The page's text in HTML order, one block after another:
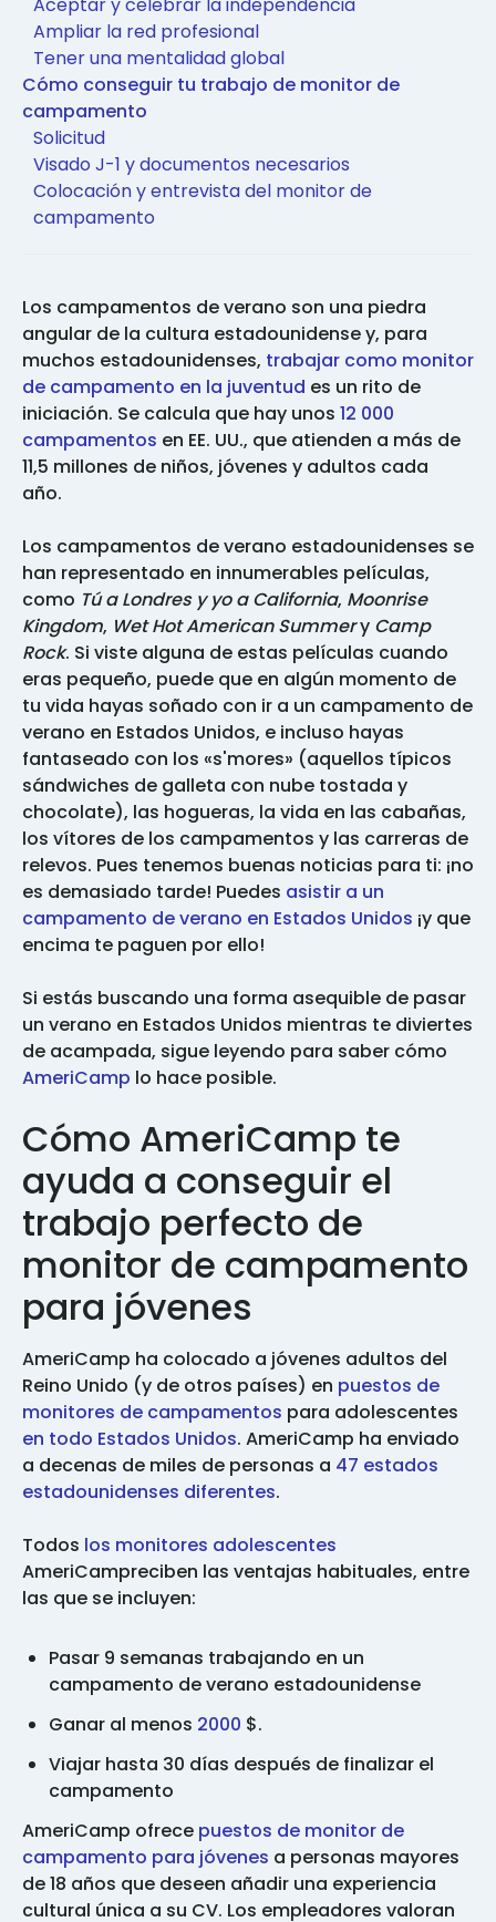
Ampliar la red profesional
Tener una mentalidad global
Cómo conseguir tu trabajo de monitor de
campamento
Solicitud
Visado J-1 y documentos necesarios
Colocación y entrevista del monitor de
campamento
Los campamentos de verano son una piedra
angular de la cultura estadounidense y, para
muchos estadounidenses, trabajar como monitor
de campamento en la juventud es un rito de
iniciación. Se calcula que hay unos 12 000
campamentos en EE. UU., que atienden a más de
11,5 millones de niños, jóvenes y adultos cada
año.
Los campamentos de verano estadounidenses se
han representado en innumerables películas,
como Tú a Londres y yo a California, Moonrise
Kingdom, Wet Hot American Summery Camp
Rock. Si viste alguna de estas películas cuando
eras pequeño, puede que en algún momento de
tu vida hayas soñado con ir a un campamento de
verano en Estados Unidos, e incluso hayas
fantaseado con los «s'mores» (aquellos típicos
sándwiches de galleta con nube tostada y
chocolate), las hogueras, la vida en las cabañas,
los vítores de los campamentos y las carreras de
relevos. Pues tenemos buenas noticias para ti: ¡no
es demasiado tarde! Puedes asistir a un
campamento de verano en Estados Unidos ¡y que
encima te paguen por ello!
Si estás buscando una forma asequible de pasar
un verano en Estados Unidos mientras te diviertes
de acampada, sigue leyendo para saber cómo
AmeriCamp lo hace posible.
Cómo AmeriCamp te
ayuda a conseguir el
trabajo perfecto de
monitor de campamento
para jóvenes
AmeriCamp ha colocado a jóvenes adultos del
Reino Unido (y de otros países) en puestos de
monitores de campamentos para adolescentes
en todo Estados Unidos. AmeriCamp ha enviado
a decenas de miles de personas a 47 estados
estadounidenses diferentes.
Todos los monitores adolescentes
AmeriCampreciben las ventajas habituales, entre
las que se incluyen:
Pasar 9 semanas trabajando en un
campamento de verano estadounidense
Ganar al menos 2000 $.
Viajar hasta 30 días después de finalizar el
campamento
AmeriCamp ofrece puestos de monitor de
campamento para jóvenes a personas mayores
de 18 años que deseen añadir una experiencia
cultural única a su CV. Los empleadores valoran